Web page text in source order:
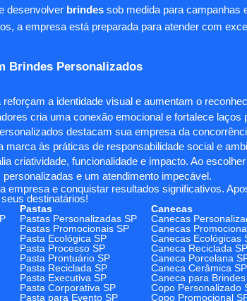
desenvolver brindessob medida para campanhas
a empresa está preparada para atender com
Brindes Personalizados
a identidade visual e aumentam o
cria uma conexão emocional e fortalece laços
destacam sua empresa da
marca às práticas de responsabilidade social e
criatividade, funcionalidade e impacto. Ao
e um atendimento impecável.
empresa e conquistar resultados significativos.
destinatários!
Pastas Canecas
Pastas Personalizadas SP Canecas
Pastas Promocionais SP Canecas
Pasta Ecológica SP Canecas Ecológicas
Pasta Processo SP Caneca Reciclada SP
Pasta Prontuário SP Caneca Porcelana
Pasta Reciclada SP Caneca Cerâmica SP
Pasta Executiva SP Caneca para Brindes
Pasta Corporativa SP Copo Personalizado
Pasta para Evento SP Copo Promocional